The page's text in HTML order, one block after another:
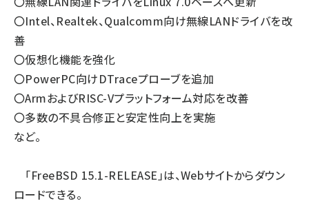
〇Intel、Realtek、Qualcomm向け無線LANドライバを改
善
〇仮想化機能を強化
〇PowerPC向けDTraceプローブを追加
〇ArmおよびRISC-Vプラットフォーム対応を改善
〇多数の不具合修正と安定性向上を実施
など。
「FreeBSD 15.1-RELEASE」は、Webサイトからダウン
ロードできる。